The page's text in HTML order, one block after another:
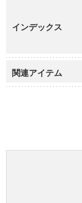
インデックス
関連アイテム